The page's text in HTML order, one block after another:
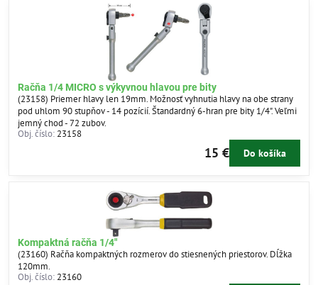
Račňa 1/4 MICRO s výkyvnou hlavou pre bity
(23158) Priemer hlavy len 19mm. Možnosť vyhnutia hlavy na obe strany
pod uhlom 90 stupňov - 14 pozícií. Štandardný 6-hran pre bity 1/4". Veľmi
jemný chod - 72 zubov.
Obj. číslo: 23158
15 € Do košíka
Kompaktná račňa 1/4"
(23160) Račňa kompaktných rozmerov do stiesnených priestorov. Dĺžka
120mm.
Obj. číslo: 23160